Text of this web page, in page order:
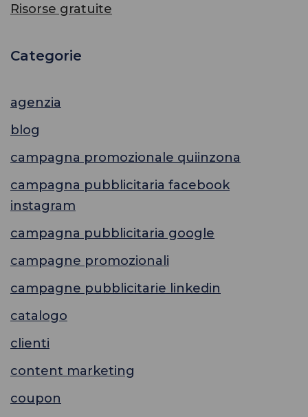
Risorse gratuite
Categorie
agenzia
blog
campagna promozionale quiinzona
campagna pubblicitaria facebook
instagram
campagna pubblicitaria google
campagne promozionali
campagne pubblicitarie linkedin
catalogo
clienti
content marketing
coupon